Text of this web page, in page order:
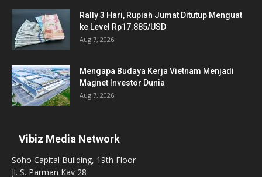
Rally 3 Hari, Rupiah Jumat Ditutup Menguat
ke Level Rp17.885/USD
Aug 7, 2026
Mengapa Budaya Kerja Vietnam Menjadi
Magnet Investor Dunia
Aug 7, 2026
Vibiz Media Network
Soho Capital Building, 19th Floor
Jl. S. Parman Kav 28